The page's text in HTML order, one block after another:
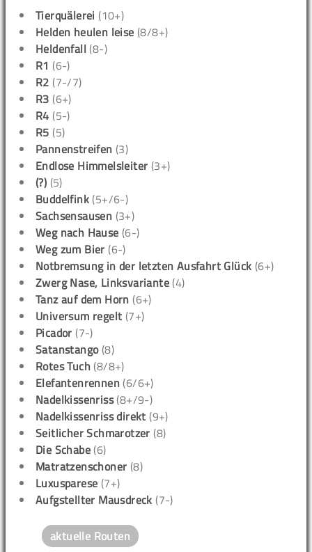
Tierquälerei (10+)
Helden heulen leise (8/8+)
Heldenfall (8-)
R1 (6-)
R2 (7-/7)
R3 (6+)
R4 (5-)
R5 (5)
Pannenstreifen (3)
Endlose Himmelsleiter (3+)
(?) (5)
Buddelfink (5+/6-)
Sachsensausen (3+)
Weg nach Hause (6-)
Weg zum Bier (6-)
Notbremsung in der letzten Ausfahrt Glück (6+)
Zwerg Nase, Linksvariante (4)
Tanz auf dem Horn (6+)
Universum regelt (7+)
Picador (7-)
Satanstango(8)
Rotes Tuch (8/8+)
Elefantenrennen (6/6+)
Nadelkissenriss(8+/9-)
Nadelkissenriss direkt (9+)
Seitlicher Schmarotzer (8)
Die Schabe (6)
Matratzenschoner (8)
Luxusparese (7+)
Aufgstellter Mausdreck (7-)
aktuelle Routen